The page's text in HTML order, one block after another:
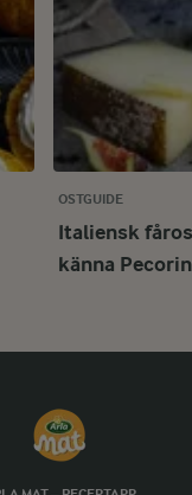
OSTGUIDE
Italiensk
känna